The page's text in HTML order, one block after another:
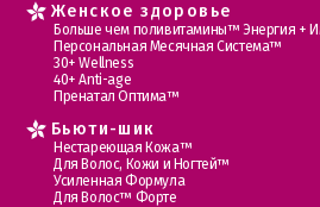
Женское здоровье
Больше чем поливитамины™ Энергия +
Персональная Месячная Система™
30+ Wellness
40+ Anti-age
Пренатал Оптима™
Бьюти-шик
Нестареющая Кожа™
Для Волос, Кожи и Ногтей™
Усиленная Формула
Для Волос™ Форте